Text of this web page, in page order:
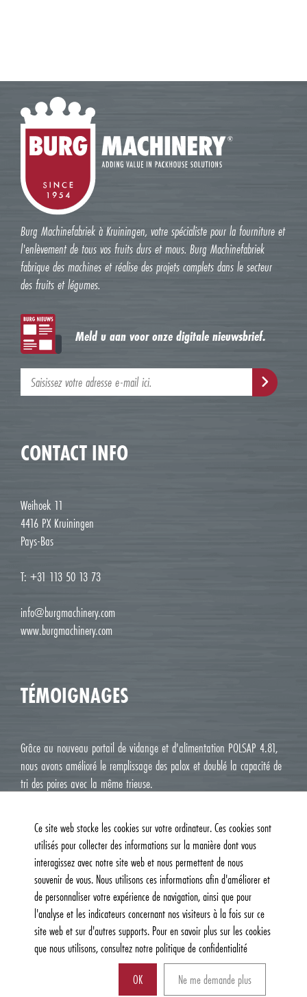
Burg Machinefabriek à Kruiningen, votre spécialiste pour la fourniture et
l'enlèvement de tous vos fruits durs et mous. Burg Machinefabriek
fabrique des machines et réalise des projets complets dans le secteur
des fruits et légumes.
Meld u aan voor onze digitale nieuwsbrief.
CONTACT INFO
Weihoek 11
4416 PX Kruiningen
Pays-Bas
T: +31 113 50 13 73
info@burgmachinery.com
www.burgmachinery.com
TÉMOIGNAGES
Grâce au nouveau portail de vidange et d'alimentation POLSAP 4.81,
nous avons amélioré le remplissage des palox et doublé la capacité de
tri des poires avec la même trieuse.
© 2026, Burg Machinefabriek B.V. | Tous droits réservés |Politique de
AM Creatie
Peut-on vous aider ?
Ce site web stocke les cookies sur votre ordinateur. Ces cookies sont
utilisés pour collecter des informations sur la manière dont vous
interagissez avec notre site web et nous permettent de nous
souvenir de vous. Nous utilisons ces informations afin d'améliorer et
de personnaliser votre expérience de navigation, ainsi que pour
l'analyse et les indicateurs concernant nos visiteurs à la fois sur ce
site web et sur d'autres supports. Pour en savoir plus sur les cookies
que nous utilisons, consultez notre politique de confidentialité
Ne me demande plus
OK